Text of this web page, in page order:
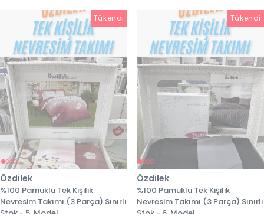
Tükendi Tükendi
Özdilek
%100 Pamuklu Tek Kişilik
Nevresim Takımı (3 Parça) Sınırlı
Stok - 5. Model
Tükendi
Özdilek
%100 Pamuklu Tek Kişilik
Nevresim Takımı (3 Parça) Sınırlı
Stok - 6. Model